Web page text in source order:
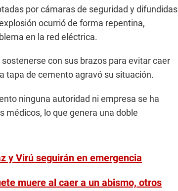
por cámaras de seguridad y difundidas
ocurrió de forma repentina,
en la red eléctrica.
con sus brazos para evitar caer
tapa de cemento agravó su situación.
ninguna autoridad ni empresa se ha
médicos, lo que genera una doble
y Virú seguirán en emergencia
muere al caer a un abismo, otros